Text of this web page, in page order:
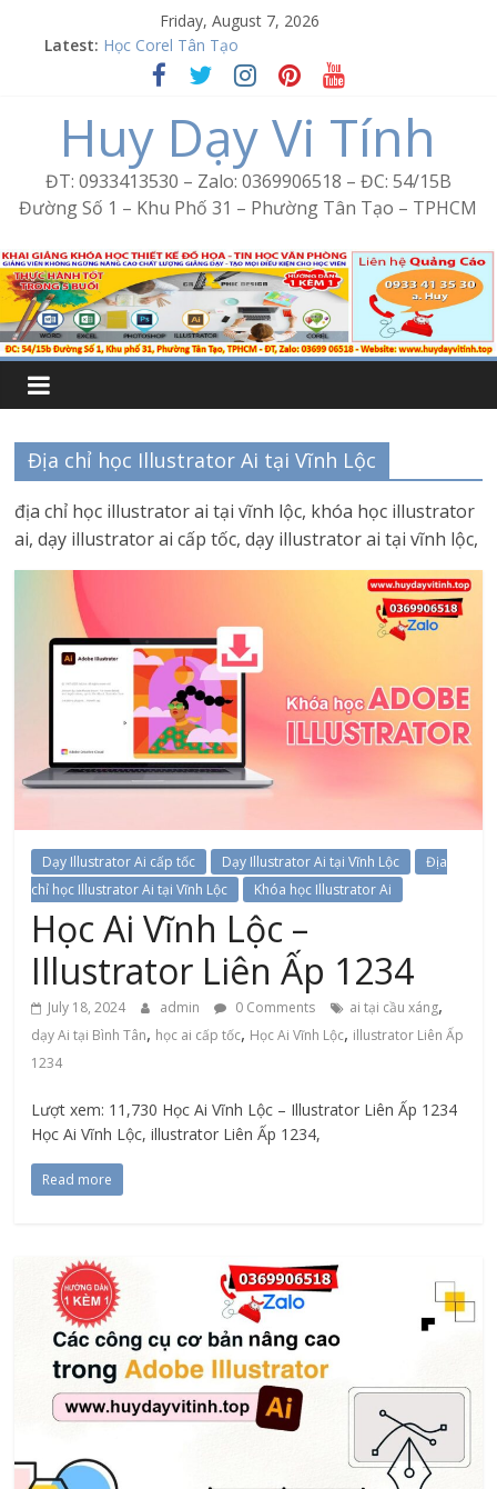
Friday, August 7, 2026
Latest: Học Corel Tân Tạo
Cách tạo USB Boot bằng Ventoy
Khóa học Photoshop tại Tân Tạo
Excel Bình Trị Đông – Vi tính văn phòng cấp tốc
Word Bình Trị Đông – Tin học văn phòng cấp tốc
Huy Dạy Vi Tính
ĐT: 0933413530 – Zalo: 0369906518 – ĐC: 54/15B
Đường Số 1 – Khu Phố 31 – Phường Tân Tạo – TPHCM
Địa chỉ học Illustrator Ai tại Vĩnh Lộc
địa chỉ học illustrator ai tại vĩnh lộc, khóa học illustrator
ai, dạy illustrator ai cấp tốc, dạy illustrator ai tại vĩnh lộc,
Dạy Illustrator Ai cấp tốc Dạy Illustrator Ai tại Vĩnh Lộc
Địa
chỉ học Illustrator Ai tại Vĩnh Lộc
Khóa học Illustrator Ai
Học Ai Vĩnh Lộc –
Illustrator Liên Ấp 1234
July 18, 2024 admin 0 Comments ai tại cầu xáng,
dạy Ai tại Bình Tân, học ai cấp tốc, Học Ai Vĩnh Lộc, illustrator Liên Ấp
1234
Lượt xem: 11,730 Học Ai Vĩnh Lộc – Illustrator Liên Ấp 1234
Học Ai Vĩnh Lộc, illustrator Liên Ấp 1234,
Read more